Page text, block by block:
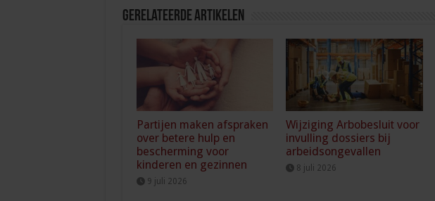
Gerelateerde Artikelen
Partijen maken afspraken
over betere hulp en
bescherming voor
kinderen en gezinnen
9 juli 2026
Wijziging Arbobesluit voor
invulling dossiers bij
arbeidsongevallen
8 juli 2026